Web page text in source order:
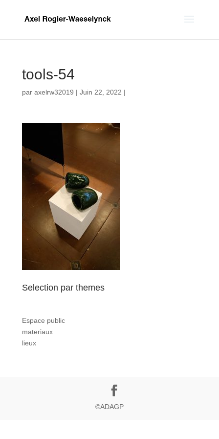
tools-54
par axelrw32019 | Juin 22, 2022 |
Selection par themes
Espace public
materiaux
lieux
©ADAGP